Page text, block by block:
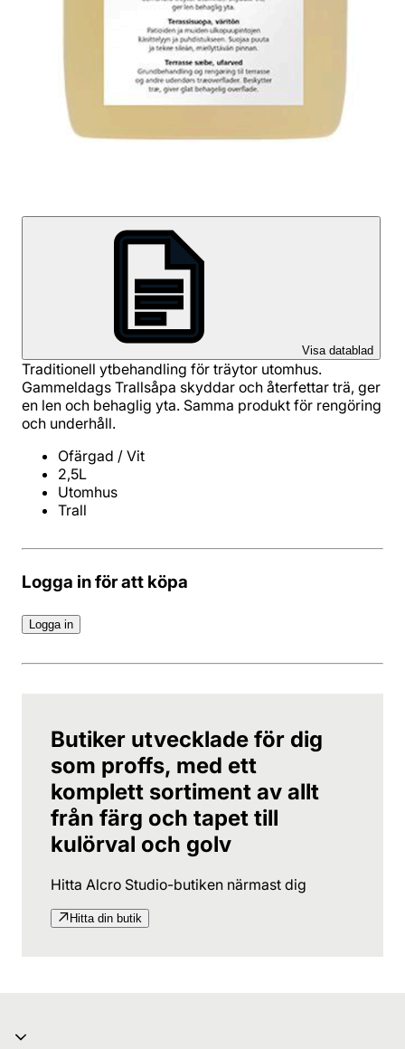
Visa datablad
Traditionell ytbehandling för träytor utomhus.
Gammeldags Trallsåpa skyddar och återfettar trä, ger
en len och behaglig yta. Samma produkt för rengöring
och underhåll.
Ofärgad / Vit
2,5L
Utomhus
Trall
Logga in för att köpa
Logga in
Butiker utvecklade för dig
som proffs, med ett
komplett sortiment av allt
från färg och tapet till
kulörval och golv
Hitta Alcro Studio-butiken närmast dig
Hitta din butik